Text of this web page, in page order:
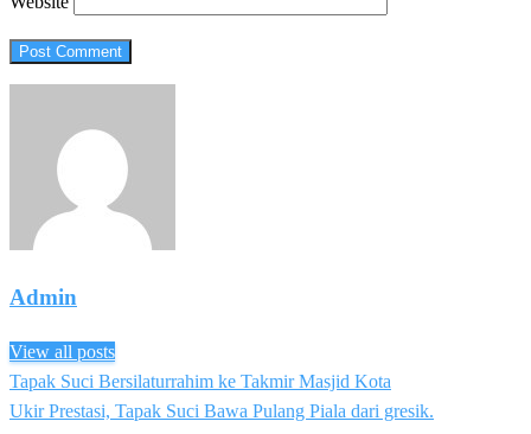
Admin
View all posts
Post
Previous
Post
Tapak Suci Bersilaturrahim ke Takmir Masjid Kota
Next
Ukir Prestasi, Tapak Suci Bawa Pulang Piala dari gresik.